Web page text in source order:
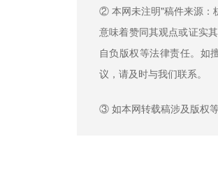
② 本网未注明"稿件来源：
意味着赞同其观点或证实
自负版权等法律责任。如
议，请及时与我们联系。
③ 如本网转载稿涉及版权